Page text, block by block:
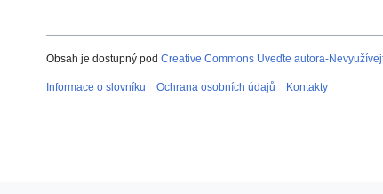
Obsah je dostupný pod Creative Commons Uveďte autora-
Informace o slovníku Ochrana osobních údajů Kontakty